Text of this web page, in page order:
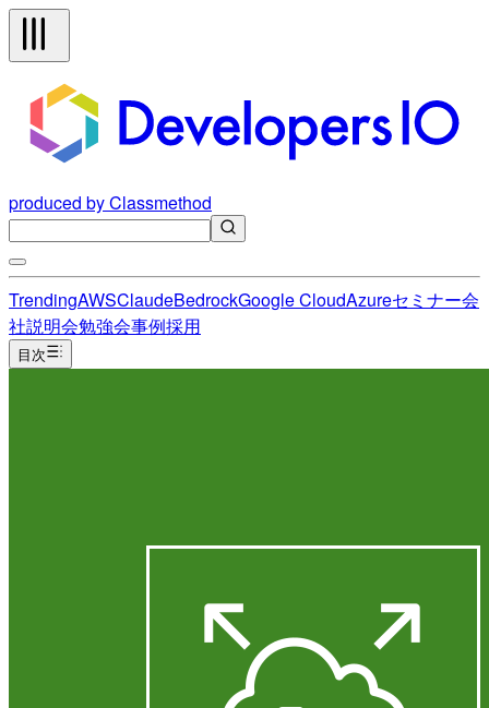
produced by Classmethod
TrendingAWSClaudeBedrockGoogle CloudAzureセミナー会
社説明会勉強会事例採用
目次